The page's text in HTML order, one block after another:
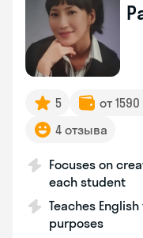
5 от
4 отзыва
Focuses on
each student
Teaches
purposes